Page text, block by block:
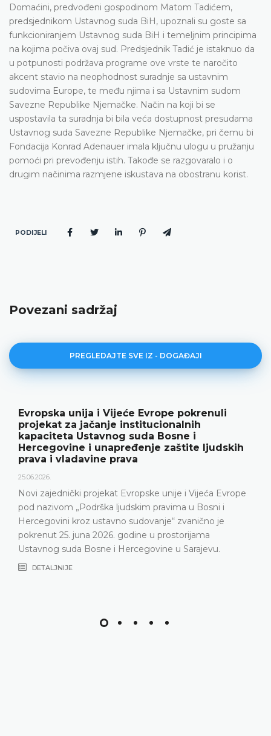
Domaćini, predvođeni gospodinom Matom Tadićem,
predsjednikom Ustavnog suda BiH, upoznali su goste sa
funkcioniranjem Ustavnog suda BiH i temeljnim principima
na kojima počiva ovaj sud. Predsjednik Tadić je istaknuo da
u potpunosti podržava programe ove vrste te naročito
akcent stavio na neophodnost suradnje sa ustavnim
sudovima Europe, te među njima i sa Ustavnim sudom
Savezne Republike Njemačke. Način na koji bi se
uspostavila ta suradnja bi bila veća dostupnost presudama
Ustavnog suda Savezne Republike Njemačke, pri čemu bi
Fondacija Konrad Adenauer imala ključnu ulogu u pružanju
pomoći pri prevođenju istih. Takođe se razgovaralo i o
drugim načinima razmjene iskustava na obostranu korist.
PODIJELI
Povezani sadržaj
PREGLEDAJTE SVE IZ - DOGAĐAJI
Evropska unija i Vijeće Evrope pokrenuli
projekat za jačanje institucionalnih
kapaciteta Ustavnog suda Bosne i
Hercegovine i unapređenje zaštite ljudskih
prava i vladavine prava
25.06.2026.
Novi zajednički projekat Evropske unije i Vijeća Evrope
pod nazivom „Podrška ljudskim pravima u Bosni i
Hercegovini kroz ustavno sudovanje“ zvanično je
pokrenut 25. juna 2026. godine u prostorijama
Ustavnog suda Bosne i Hercegovine u Sarajevu.
DETALJNIJE